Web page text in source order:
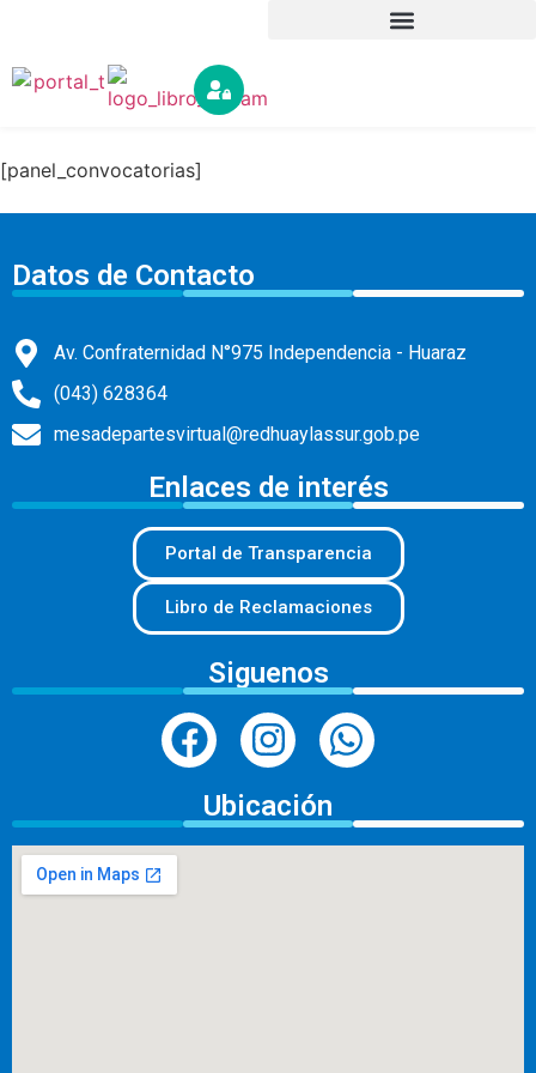
[panel_convocatorias]
Datos de Contacto
Av. Confraternidad N°975 Independencia - Huaraz
(043) 628364
mesadepartesvirtual@redhuaylassur.gob.pe
Enlaces de interés
Portal de Transparencia
Libro de Reclamaciones
Siguenos
Ubicación